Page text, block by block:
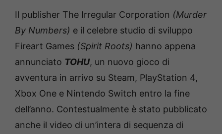
Il publisher The Irregular Corporation (Murder
By Numbers) e il celebre studio di sviluppo
Fireart Games (Spirit Roots) hanno appena
annunciato TOHU, un nuovo gioco di
avventura in arrivo su Steam, PlayStation 4,
Xbox One e Nintendo Switch entro la fine
dell’anno. Contestualmente è stato pubblicato
anche il video di un’intera di sequenza di